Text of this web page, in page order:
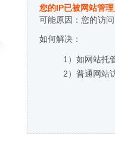
您的IP已被网站管
可能原因：您的访
如何解决：
1）如网站托
2）普通网站